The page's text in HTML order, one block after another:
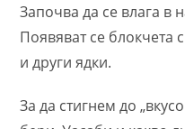
Започва да се влага в
Появяват се блокчета
и други ядки.
За да стигнем до